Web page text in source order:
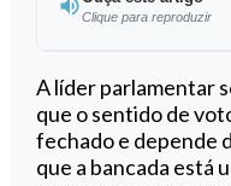
Clique para reproduzir
A líder parlamentar
que o sentido de
fechado e depende
que a bancada está